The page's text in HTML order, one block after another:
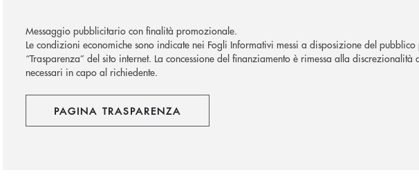
Messaggio pubblicitario con finalità promozionale.
Le condizioni economiche sono indicate nei Fogli Informativi messi a disposizione del
“Trasparenza” del sito internet. La concessione del finanziamento è rimessa alla
necessari in capo al richiedente.
PAGINA TRASPARENZA